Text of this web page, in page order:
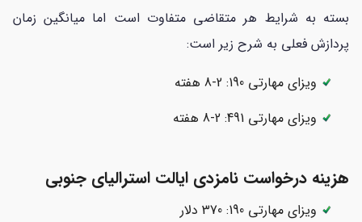
بسته به شرایط هر متقاضی متفاوت است اما میانگین زمان
پردازش فعلی به شرح زیر است:
ویزای مهارتی 190: 2-8 هفته
ویزای مهارتی 491: 2-8 هفته
هزینه درخواست نامزدی ایالت استرالیای جنوبی
ویزای مهارتی 190: 370 دلار